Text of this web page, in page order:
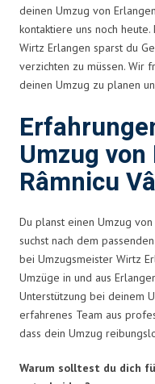
deinen Umzug von
kontaktiere uns noch
Wirtz Erlangen sparst du
verzichten zu müssen. Wir
deinen Umzug zu planen
Umzug
Râmnicu
Du planst einen Umzug von
suchst nach dem
bei Umzugsmeister Wirtz
Umzüge in und aus
Unterstützung bei deinem
erfahrenes Team aus
dass dein Umzug
Warum solltest du dich